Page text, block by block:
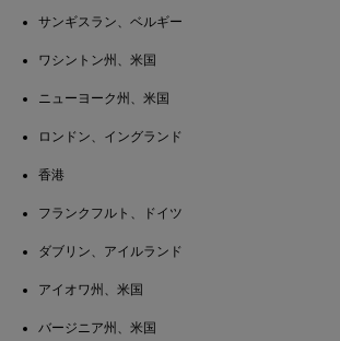
サンギスラン、ベルギー
ワシントン州、米国
ニューヨーク州、米国
ロンドン、イングランド
香港
フランクフルト、ドイツ
ダブリン、アイルランド
アイオワ州、米国
バージニア州、米国